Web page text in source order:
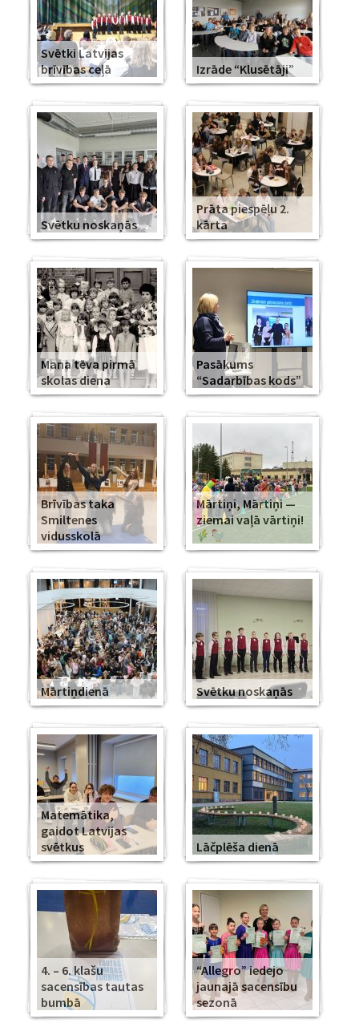
Svētki Latvijas
brīvības ceļā
Izrāde “Klusētāji”
Svētku noskaņās
Prāta piespēļu 2.
kārta
Mana tēva pirmā
skolas diena
Pasākums
“Sadarbības kods”
Brīvības taka
Smiltenes
vidusskolā
Mārtiņi, Mārtiņi —
ziemai vaļā vārtiņi!
Mārtiņdienā Svētku noskaņās
Matemātika,
gaidot Latvijas
svētkus
Lāčplēša dienā
4. – 6. klašu
sacensības tautas
bumbā
“Allegro” iedejo
jaunajā sacensību
sezonā